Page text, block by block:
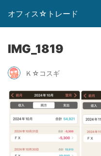
オフィス☆トレード
IMG_1819
Ｋ☆コスギ